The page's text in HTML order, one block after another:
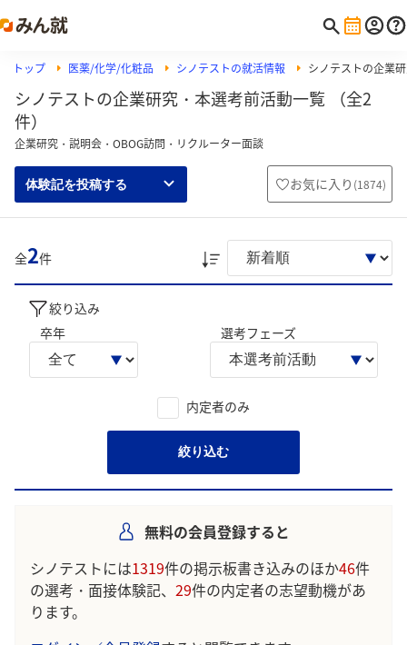
トップ 医薬/化学/化粧品 シノテストの就活情報 シノテストの企業
シノテストの企業研究・本選考前活動一覧 （全2
件）
企業研究・説明会・OBOG訪問・リクルーター面談
体験記を投稿する お気に入り (1874)
全2件
絞り込み
卒年
選考フェーズ
内定者のみ
絞り込む
無料の会員登録すると
シノテストには1319件の掲示板書き込みのほか46件
の選考・面接体験記、 29件の内定者の志望動機があ
ります。